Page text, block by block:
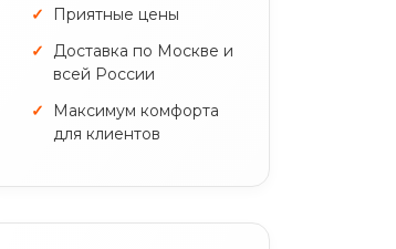
Приятные цены
Доставка по Москве и
всей России
Максимум комфорта
для клиентов